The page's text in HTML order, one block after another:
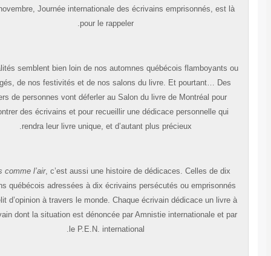
Le 15 novembre, Journée internationale des écrivains emprisonnés, est
pour le rappeler.
Ces réalités semblent bien loin de nos automnes québécois flamboyants
enneigés, de nos festivités et de nos salons du livre. Et pourtant… Des
milliers de personnes vont déferler au Salon du livre de Montréal pour
rencontrer des écrivains et pour recueillir une dédicace personnelle qui
rendra leur livre unique, et d’autant plus précieux.
Livres comme l’air, c’est aussi une histoire de dédicaces. Celles de dix
écrivains québécois adressées à dix écrivains persécutés ou
pour délit d’opinion à travers le monde. Chaque écrivain dédicace un livre
un écrivain dont la situation est dénoncée par Amnistie internationale et
le P.E.N. international.